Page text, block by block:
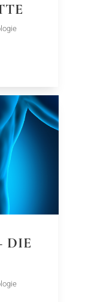
DIE